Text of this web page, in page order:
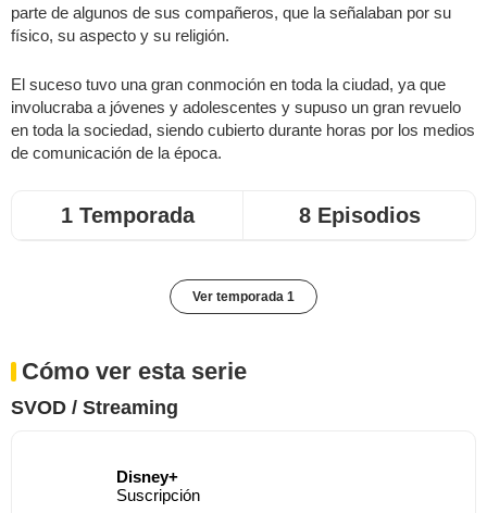
parte de algunos de sus compañeros, que la señalaban por su
físico, su aspecto y su religión.
El suceso tuvo una gran conmoción en toda la ciudad, ya que
involucraba a jóvenes y adolescentes y supuso un gran revuelo
en toda la sociedad, siendo cubierto durante horas por los medios
de comunicación de la época.
1 Temporada 8 Episodios
Ver temporada 1
Cómo ver esta serie
SVOD / Streaming
Disney+
Suscripción